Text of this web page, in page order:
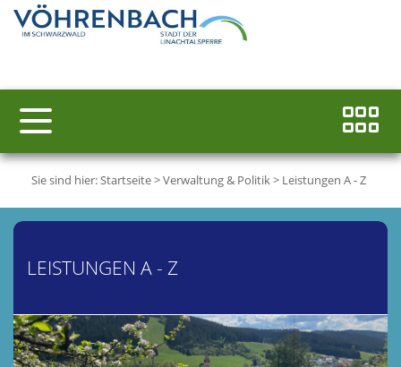
Sie sind hier:Startseite>Verwaltung & Politik> Leistungen A - Z
LEISTUNGEN A - Z